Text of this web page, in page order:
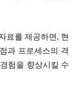
료를 제공하면, 현
과 프로세스의 격
험을 향상시킬 수